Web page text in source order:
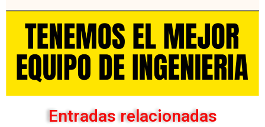
Entradas relacionadas